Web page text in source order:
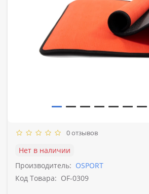
0 отзывов
Нет в наличии
Производитель: OSPORT
Код Товара: OF-0309